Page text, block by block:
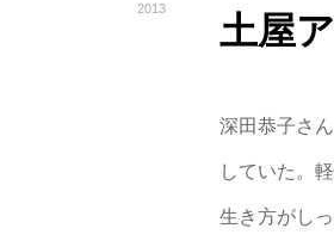
2013
土屋
深田恭子さ
していた。
生き方がし